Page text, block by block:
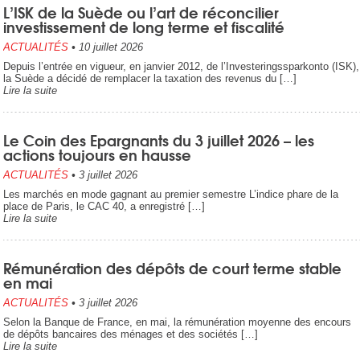
L’ISK de la Suède ou l’art de réconcilier
investissement de long terme et fiscalité
ACTUALITÉS • 10 juillet 2026
Depuis l’entrée en vigueur, en janvier 2012, de l’Investeringssparkonto (ISK),
la Suède a décidé de remplacer la taxation des revenus du […]
Lire la suite
Le Coin des Epargnants du 3 juillet 2026 – les
actions toujours en hausse
ACTUALITÉS • 3 juillet 2026
Les marchés en mode gagnant au premier semestre L’indice phare de la
place de Paris, le CAC 40, a enregistré […]
Lire la suite
Rémunération des dépôts de court terme stable
en mai
ACTUALITÉS • 3 juillet 2026
Selon la Banque de France, en mai, la rémunération moyenne des encours
de dépôts bancaires des ménages et des sociétés […]
Lire la suite